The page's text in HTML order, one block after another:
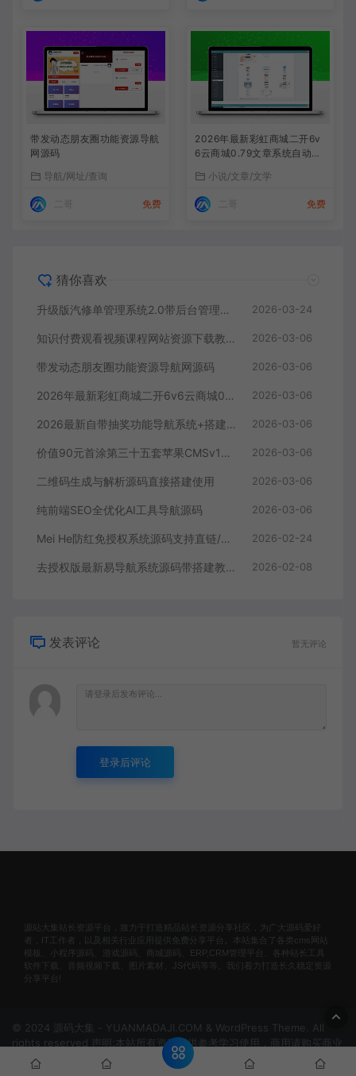
带发动态朋友圈功能资源导航
网源码
导航/网址/查询
免费
2026年最新彩虹商城二开6v
6云商城0.79文章系统自动添
小说/文章/文学
免费
猜你喜欢
升级版汽修单管理系统2.0带后台管理+搭建教程 2026-03-24
知识付费观看视频课程网站资源下载教程资料源码带搭建教程 2026-03-06
带发动态朋友圈功能资源导航网源码 2026-03-06
2026年最新彩虹商城二开6v6云商城0.79文章系统自动添加表功能+搭建教程 2026-03-06
2026最新自带抽奖功能导航系统+搭建教程 2026-03-06
价值90元首涂第三十五套苹果CMSv10最新热门短剧模板 2026-03-06
二维码生成与解析源码直接搭建使用 2026-03-06
纯前端SEO全优化AI工具导航源码 2026-03-06
Mei He防红免授权系统源码支持直链/跳转/短链接 2026-02-24
去授权版最新易导航系统源码带搭建教程 2026-02-08
发表评论 暂无评论
登录后评论
源站大集站长资源平台，致力于打造精品站长资源分享社区，为广大源码爱好
者，IT工作者，以及相关行业应用提供免费分享平台。本站集合了各类cms网站
模板、小程序源码、游戏源码、商城源码、ERP,CRM管理平台、各种站长工具
软件下载、音频视频下载、图片素材、JS代码等等。我们着力打造长久稳定资源
分享平台!
© 2024 源码大集 - YUANMADAJI.COM & WordPress Theme. All
rights reserved 声明:本站所有资源仅供参考学习使用，商用请购买商业
版权！非法使用者自行承担责任！
网站地图
2024074297号-1